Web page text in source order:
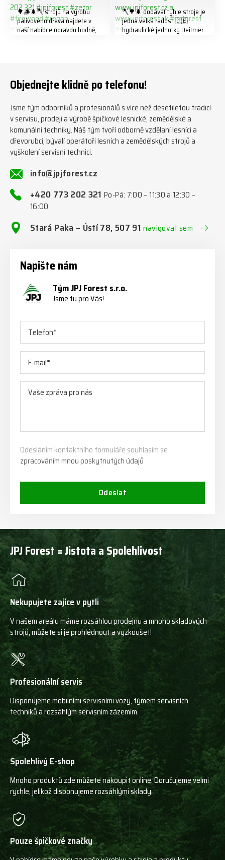
🌳🪵🌲🪓 strojů na výrobu
palivového dřeva najdete v
naší nabídce opravdu hodně,
#firewoodproduction
🪓🌳🌲 dodávat tyhle stroje je
jedna velká radost 🇩🇪
hydraulické jednotky Deitmer
#firewood #deitmer
Objednejte klidně po telefonu!
Jsme tým odborníků a profesionálů s více než desetiletou tradicí
v servisu, prodeji a výrobě špičkové lesnické, zemědělské a
komunální techniky. Náš tým tvoří odborně vzdělaní lesníci a
dřevorubci, bývalí operátoři lesních a zemědělských strojů a
vyškolení servisní technici.
info@jpjforest.cz
+420 773 202 321Po-Pá: 7:00 – 11:30 a 12:30 –
16:00
Stará Paka – Ústí 78, 507 91navigovat sem
Napište nám
Tým JPJ Forest s.r.o.
Jsme tu pro Vás!
Odesláním kontaktního formuláře souhlasím se
zpracováním mnou poskytnutých údajů
Odeslat
JPJ Forest = Jistota a Spolehlivost
Nekupujete zajíce v pytli
V našem areálu máme rozsáhlou prodejnu a mnoho skladových
strojů, můžete si je prohlédnout a vyzkoušet!
Profesionální servis
Disponujeme mobilními servisními vozy, týmem servisních
techniků a rozsáhlým servisním zázemím.
Spolehlivý E-shop
Mnoho produktů zde můžete nakoupit online. Doručujeme velmi
rychle, jelikož disponujeme rozsáhlými sklady.
Pouze špičkové značky